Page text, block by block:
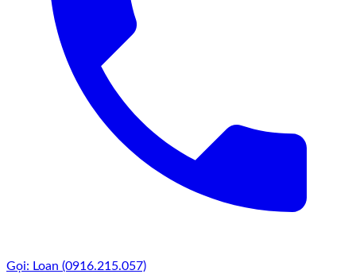
xám đậm đến xám nhạt, xen kẽ vài viên trắng hoặc nâu đỏ để
tạo điểm nhấn. Dọc hai bên bờ suối, người ta trồng cỏ lá
gừng, dương xỉ, cỏ nhật hoặc các loại cây bụi thấp để tạo cảm
giác tự nhiên và hoang dã.
Tiểu Cảnh Đá Cuội - Hình 8
Giải pháp suối khô đặc biệt phù hợp với những sân vườn
không có hệ thống cấp thoát nước phức tạp. Không cần bơm,
không cần lọc, không lo rêu mốc – tiểu cảnh suối khô mang
lại vẻ đẹp của dòng nước mà hoàn toàn không tốn chi phí vận
Gọi: Loan (0916.215.057)